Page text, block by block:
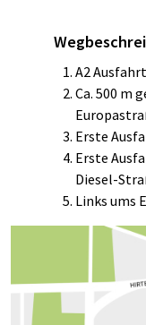
A2
Ca. 500 m
Erste
Erste
Diesel-
Links ums